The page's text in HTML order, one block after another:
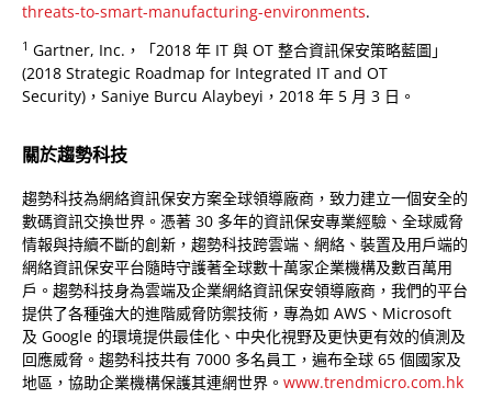
threats-to-smart-manufacturing-environments.
1 Gartner, Inc.，「2018 年 IT 與 OT 整合資訊保安策略藍圖」
(2018 Strategic Roadmap for Integrated IT and OT
Security)，Saniye Burcu Alaybeyi，2018 年 5 月 3 日。
關於趨勢科技
趨勢科技為網絡資訊保安方案全球領導廠商，致力建立一個安全的
數碼資訊交換世界。憑著 30 多年的資訊保安專業經驗、全球威脅
情報與持續不斷的創新，趨勢科技跨雲端、網絡、裝置及用戶端的
網絡資訊保安平台隨時守護著全球數十萬家企業機構及數百萬用
戶。趨勢科技身為雲端及企業網絡資訊保安領導廠商，我們的平台
提供了各種強大的進階威脅防禦技術，專為如 AWS、Microsoft
及 Google 的環境提供最佳化、中央化視野及更快更有效的偵測及
回應威脅。趨勢科技共有 7000 多名員工，遍布全球 65 個國家及
地區，協助企業機構保護其連網世界。 www.trendmicro.com.hk